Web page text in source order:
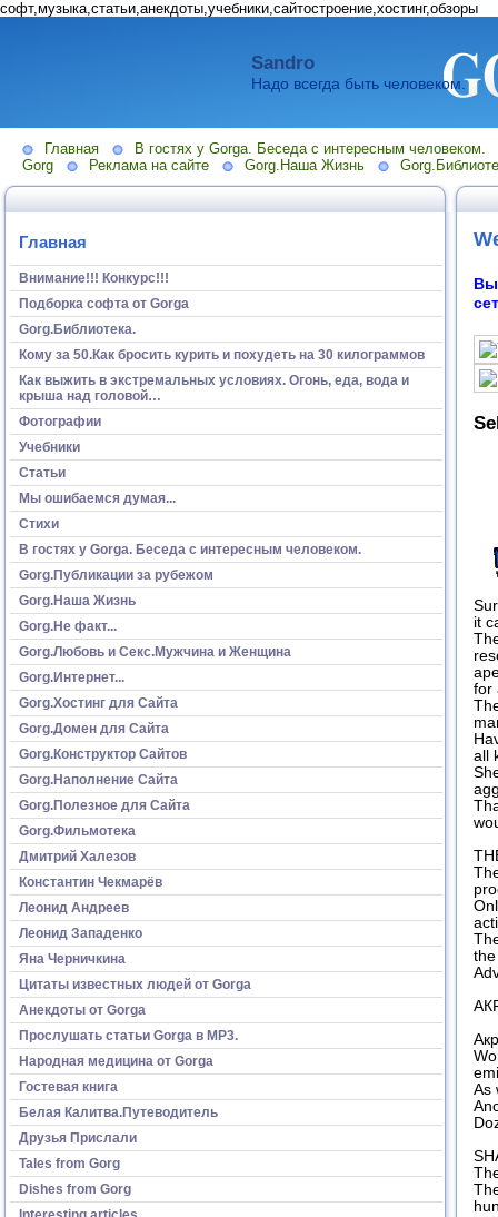
софт,музыка,статьи,анекдоты,учебники,сайтостроение,хостинг,обзоры
Sandro
Надо всегда быть человеком.
Главная
В гостях у Gorga. Беседа с интересным человеком.
Gorg
Реклама на сайте Gorg.Наша Жизнь
Главная
Внимание!!! Конкурс!!!
Подборка софта от Gorga
Gorg.Библиотека.
Кому за 50.Как бросить курить и похудеть на 30 килограммов
Как выжить в экстремальных условиях. Огонь, еда, вода и
крыша над головой…
Фотографии
Учебники
Статьи
Мы ошибаемся думая...
Стихи
В гостях у Gorga. Беседа с интересным человеком.
Gorg.Публикации за рубежом
Gorg.Наша Жизнь
Gorg.Не факт...
Gorg.Любовь и Секс.Мужчина и Женщина
Gorg.Интернет...
Gorg.Хостинг для Сайта
Gorg.Домен для Сайта
Gorg.Конструктор Сайтов
Gorg.Наполнение Сайта
Gorg.Полезное для Сайта
Gorg.Фильмотека
Дмитрий Халезов
Константин Чекмарёв
Леонид Андреев
Леонид Западенко
Яна Черничкина
Цитаты известных людей от Gorga
Анекдоты от Gorga
Прослушать статьи Gorga в МР3.
Народная медицина от Gorga
Гостевая книга
Белая Калитва.Путеводитель
Друзья Прислали
Tales from Gorg
Dishes from Gorg
it
for
all
As